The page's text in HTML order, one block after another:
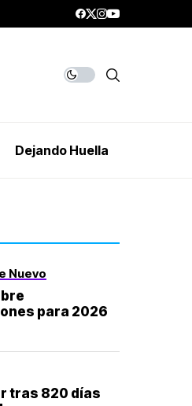
Dejando Huella
Nuevo
para 2026
tras 820 días